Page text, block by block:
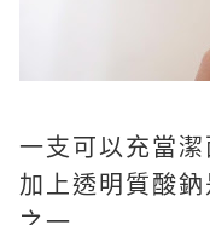
一支可以充當
加上透明質酸